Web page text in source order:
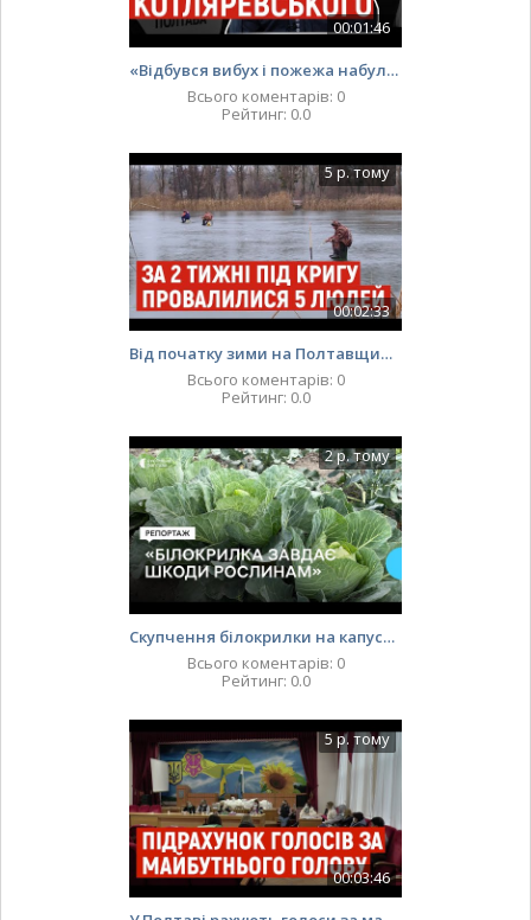
00:01:46
«Відбувся вибух і пожежа набула нової сили», – рятувальник про пожежу у історичній пам’ятці Полтави
Всього коментарів: 0
Рейтинг: 0.0
5 р. тому
00:02:33
Від початку зими на Полтавщині під кригу провалилися п'ятеро людей
Всього коментарів: 0
Рейтинг: 0.0
2 р. тому
Скупчення білокрилки на капусті на Полтавщині: як це шкодить рослинам
Всього коментарів: 0
Рейтинг: 0.0
5 р. тому
00:03:46